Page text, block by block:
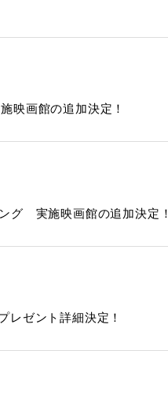
映画館の追加決定！
グ 実施映画館の追加決定！
ゼント詳細決定！